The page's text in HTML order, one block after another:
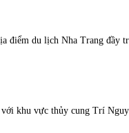
điểm du lịch Nha Trang đầy
khu vực thủy cung Trí